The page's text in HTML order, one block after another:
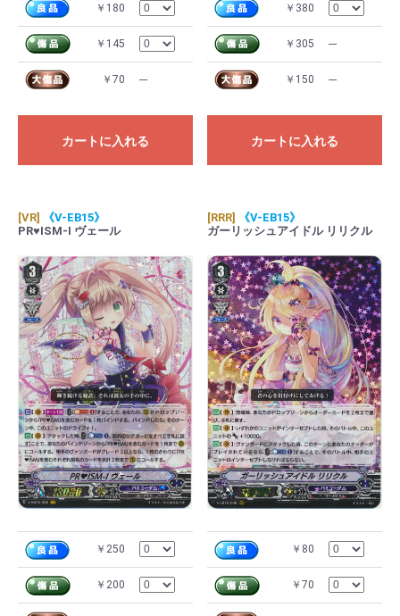
￥180
￥145
￥70 ---
カートに入れる
￥380
￥305 ---
￥150 ---
カートに入れる
[VR]
《V-EB15》
PR♥ISM-I ヴェール
￥250
￥200
[RRR]
《V-EB15》
ガーリッシュアイドル リリクル
￥80
￥70